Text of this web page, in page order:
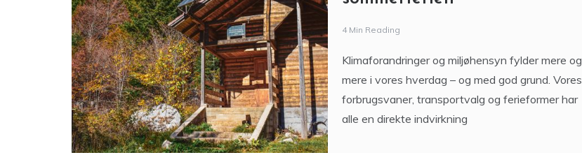
4 Min Reading
Klimaforandringer og miljøhensyn fylder mere og
mere i vores hverdag – og med god grund. Vores
forbrugsvaner, transportvalg og ferieformer har
alle en direkte indvirkning